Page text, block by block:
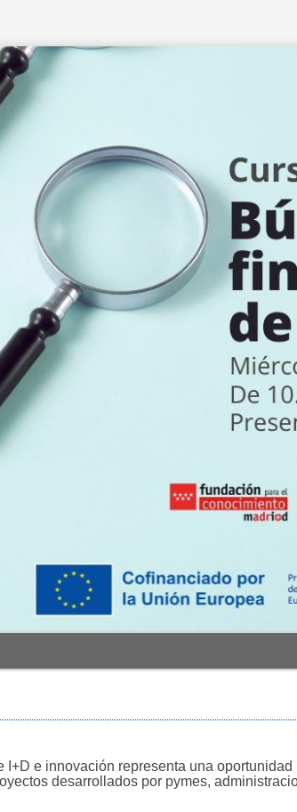
e innovación representa una oportunidad
desarrollados por pymes,